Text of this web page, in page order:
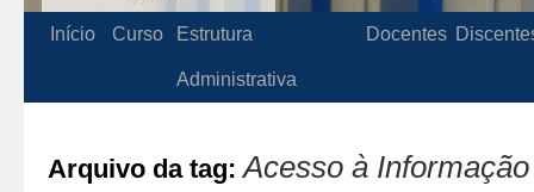
Início Curso Estrutura
Administrativa
Docentes
Arquivo da tag:Acesso à Informação